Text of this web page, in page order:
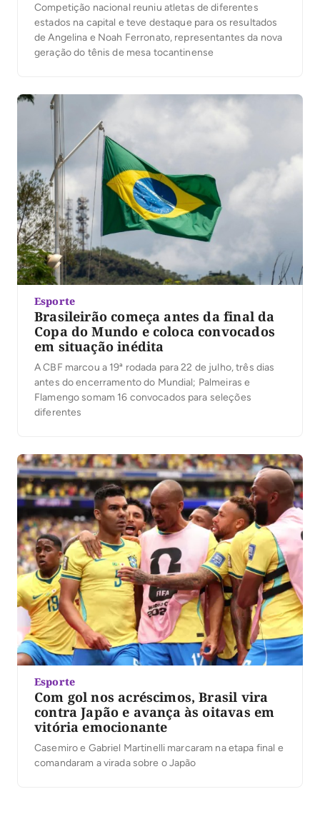
Competição nacional reuniu atletas de diferentes
estados na capital e teve destaque para os resultados
de Angelina e Noah Ferronato, representantes da nova
geração do tênis de mesa tocantinense
Esporte
Brasileirão começa antes da final da
Copa do Mundo e coloca convocados
em situação inédita
A CBF marcou a 19ª rodada para 22 de julho, três dias
antes do encerramento do Mundial; Palmeiras e
Flamengo somam 16 convocados para seleções
diferentes
Esporte
Com gol nos acréscimos, Brasil vira
contra Japão e avança às oitavas em
vitória emocionante
Casemiro e Gabriel Martinelli marcaram na etapa final e
comandaram a virada sobre o Japão